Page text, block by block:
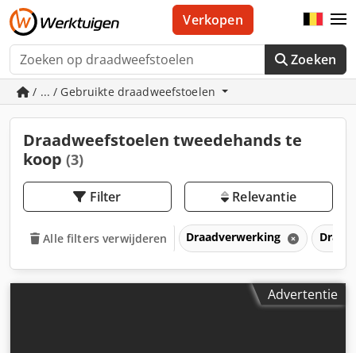
Zoeken
Verkopen
/ ... / Gebruikte draadweefstoelen
Draadweefstoelen tweedehands te
koop (3)
Filter Relevantie
Alle filters verwijderen Draadverwerking
Advertentie